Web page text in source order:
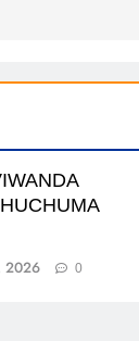
2026 0